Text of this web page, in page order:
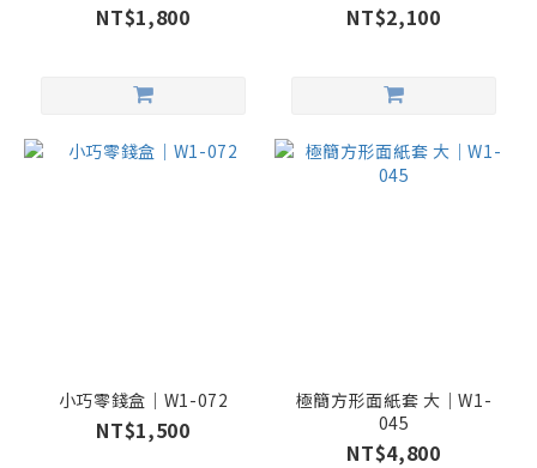
NT$1,800 NT$2,100
小巧零錢盒｜W1-072
NT$1,500
極簡方形面紙套 大｜W1-
045
NT$4,800